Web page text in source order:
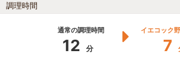
調理時間
通常の調理時間
12 分
イエコック
7